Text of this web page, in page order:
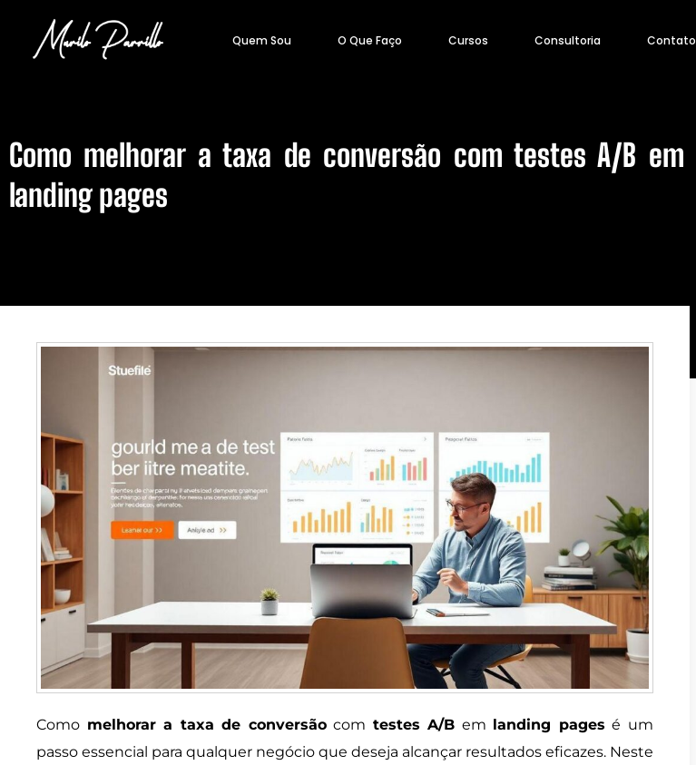
Quem Sou O Que Faço Cursos Consultoria Contato
Como melhorar a taxa de conversão com testes A/B em
landing pages
Como melhorar a taxa de conversãocom testes A/B em landing pages é um
passo essencial para qualquer negócio que deseja alcançar resultados eficazes. Neste